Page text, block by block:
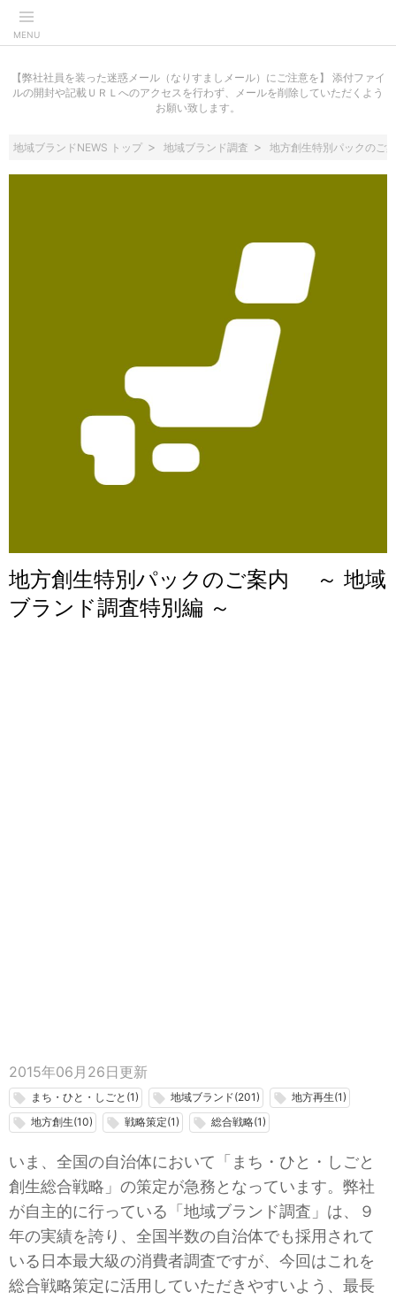
MENU
【弊社社員を装った迷惑メール（なりすましメール）にご注意を】 添付ファイ
ルの開封や記載ＵＲＬへのアクセスを行わず、メールを削除していただくよう
お願い致します。
地域ブランドNEWS トップ 地域ブランド調査 地方創生特別パックのご
地方創生特別パックのご案内 ～ 地域
ブランド調査特別編 ～
2015年06月26日 更新
local_offer まち・ひと・しごと(1) local_offer 地域ブランド(201) local_offer 地方再生(1)
local_offer 地方創生(10) local_offer 戦略策定(1) local_offer 総合戦略(1)
いま、全国の自治体において「まち・ひと・しごと
創生総合戦略」の策定が急務となっています。弊社
が自主的に行っている「地域ブランド調査」は、９
年の実績を誇り、全国半数の自治体でも採用されて
いる日本最大級の消費者調査ですが、今回はこれを
総合戦略策定に活用していただきやすいよう、最長